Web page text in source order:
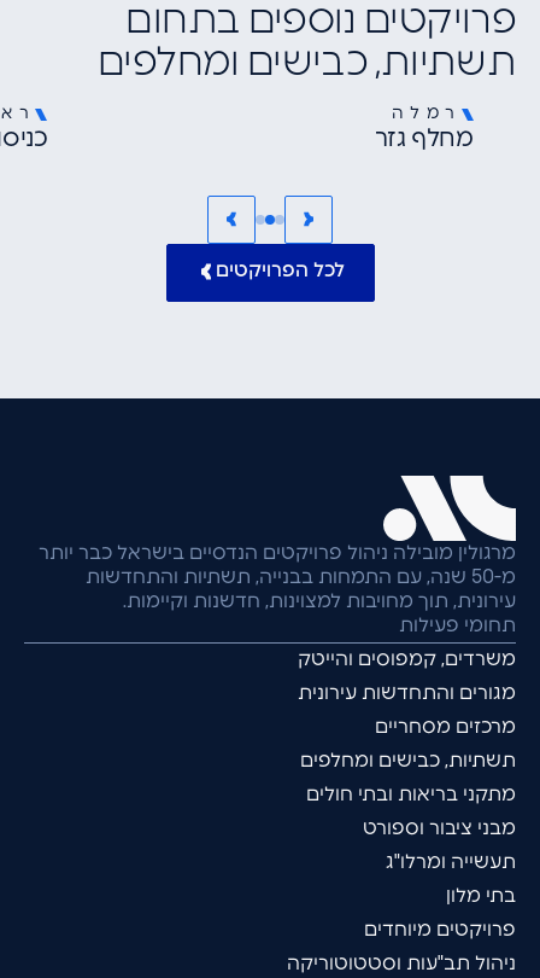
פרויקטים נוספים בתחום
תשתיות, כבישים ומחלפים
תשתיות, כבישים ומחלפיםרמלה
מחלף גזר כניסות
לכל הפרויקטים
מרגולין מובילה ניהול פרויקטים הנדסיים בישראל כבר יותר
מ-50 שנה, עם התמחות בבנייה, תשתיות והתחדשות
עירונית, תוך מחויבות למצוינות, חדשנות וקיימות.
תחומי פעילות
משרדים, קמפוסים והייטק
מגורים והתחדשות עירונית
מרכזים מסחריים
תשתיות, כבישים ומחלפים
מתקני בריאות ובתי חולים
מבני ציבור וספורט
תעשייה ומרלו"ג
בתי מלון
פרויקטים מיוחדים
ניהול תב"עות וסטטוטוריקה